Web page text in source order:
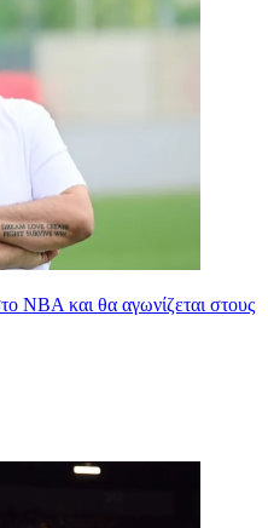
NBA και θα αγωνίζεται στους